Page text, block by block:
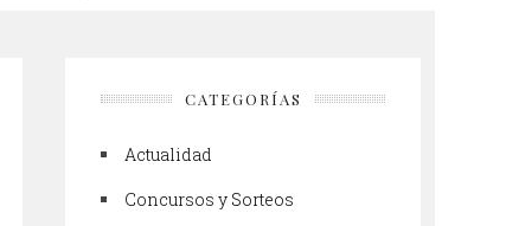
CATEGORÍAS
Actualidad
Concursos y Sorteos